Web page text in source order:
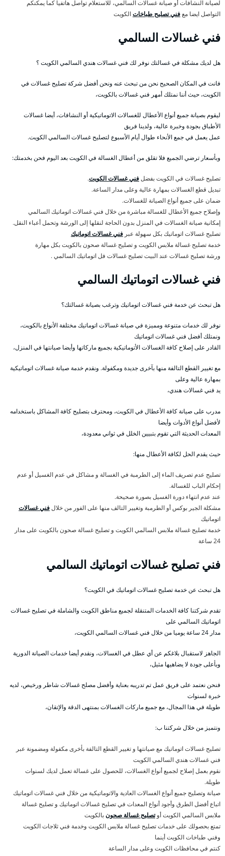
لصيانة النشافات أو صيانة غسالات السالمي، للاستعلام تواصل هاتفيا كما يمكنكم
التواصل ايضا معفني تصليح طباخاتالكويت
فني غسالات السالمي
هل لديك مشكلة في غسالتك نوفر لك فني غسالات هندي السالمي الكويت ؟
فانت في المكان الصحيح نحن من تبحث عنه ونحن أفضل شركة تصليح غسالات في
الكويت، حيث أننا نمتلك أمهر فني غسالات بالكويت،
ليقوم بصيانة جميع أنواع الأعطال للغسالات الاتوماتيكية أو النشافات، أيضا غسالات
الأطباق بجودة وخبرة عالية، ولدينا فريق
عمل يعمل في جمع الأنحاء طوال أيام الأسبوع لتصليح غسالات السالمي الكويت.
وبأسعار ترضي الجميع فلا تقلق من أعطال الغسالة في الكويت بعد اليوم فحن بخدمتك:
تصليح غسالات في الكويت بفضلفني غسالات الكويت.
تبديل قطع الغسالات بمهارة عالية وعلى مدار الساعة.
ضمان على جميع أنواع الصيانة للغسالات.
وإصلاح جميع الأعطال للغسالة مباشرة من خلال فني غسالات اتوماتيك السالمي
إمكانية صيانة الغسالات في المنزل بدون الحاجة لنقلها إلى الورشة وتحمل أعباء النقل.
تصليح غسالات اتوماتيك بكل سهولة عبر فني غسالات اتوماتيك
خدمة تصليح غسالة ملابس الكويت و تصليح غسالة صحون بالكويت بكل مهارة
ورشة تصليح غسالات عند البيت تصليح غسالات فل اتوماتيك السالمي .
فني غسالات اتوماتيك السالمي
هل تبحث عن خدمة فني غسالات اتوماتيك وترغب بصيانة غسالتك؟
نوفر لك خدمات متنوعة ومميزة في صيانة غسالات اتوماتيك مختلفة الأنواع بالكويت،
ونمتلك أفضل فني غسالات اتوماتيك
القادر على إصلاح كافة الغسالات الأتوماتيكية بجميع ماركاتها وأيضا صيانتها في المنزل،
مع تغيير القطع التالفة منها بآخرى جديدة ومكفولة. ونقدم خدمة صيانة غسالات اتوماتيكية
بمهارة عالية وعلى
يد فني غسالات هندي،
مدرب على صيانة كافة الأعطال في الكويت، ومحترف بتصليح كافة المشاكل باستخدامه
لأفضل أنواع الأدوات وأيضا
المعدات الحديثة التي تقوم بتبيين الخلل في ثواني معدودة،
حيث يقدم الحل لكافة الأعطال منها:
تصليح عدم تصريف الماء إلى الطرمبة في الغسالة و مشاكل في عدم الغسيل أو عدم
إحكام الباب للغسالة.
عند عدم انتهاء دورة الغسيل بصورة صحيحة.
مشكلة الجير بوكس أو الطرمبة وتغيير التالف منها على الفور من خلالفني غسالات
اتوماتيك
خدمة تصليح غسالة ملابس السالمي الكويت و تصليح غسالة صحون بالكويت على مدار
24 ساعة
فني تصليح غسالات اتوماتيك السالمي
هل تبحث عن خدمة تصليح غسالات اتوماتيك في الكويت؟
تقدم شركتنا كافة الخدمات المتنقلة لجميع مناطق الكويت والشاملة في تصليح غسالات
اتوماتيك السالمي على
مدار 24 ساعة يوميا من خلال فني غسالات السالمي الكويت،
الجاهز لاستقبال بلاغكم عن أي عطل في الغسالات، ونقدم أيضا خدمات الصيانة الدورية
وبأعلى جودة لا يضاهيها مثيل،
فنحن نعتمد على فريق عمل تم تدريبه بعناية وأفضل مصلح غسالات شاطر ورخيص، لديه
خبرة لسنوات
طويلة في هذا المجال، مع جميع ماركات الغسالات بمنتهى الدقة والإتقان،
ونتميز من خلال شركتنا ب:
تصليح غسالات اتوماتيك مع صيانتها و تغيير القطع التالفة بأخرى مكفولة ومضمونة عبر
فني غسالات هندي السالمي الكويت
نقوم بعمل إصلاح لجميع أنواع الغسالات، للحصول على غسالة تعمل لديك لسنوات
طويلة.
صيانة وتصليح جميع أنواع الغسالات العادية والاتوماتيكية من خلال فني غسالات اتوماتيك
اتباع أفضل الطرق وأجود أنواع المعدات في تصليح غسالات اتوماتيك و تصليح غسالة
ملابس السالمي الكويت أوتصليح غسالة صحونبالكويت
تمتع بحصولك على خدمات تصليح غسالة ملابس الكويت وخدمة فني ثلاجات الكويت
وفني طباخات الكويت أينما
كنتم في محافظات الكويت وعلى مدار الساعة